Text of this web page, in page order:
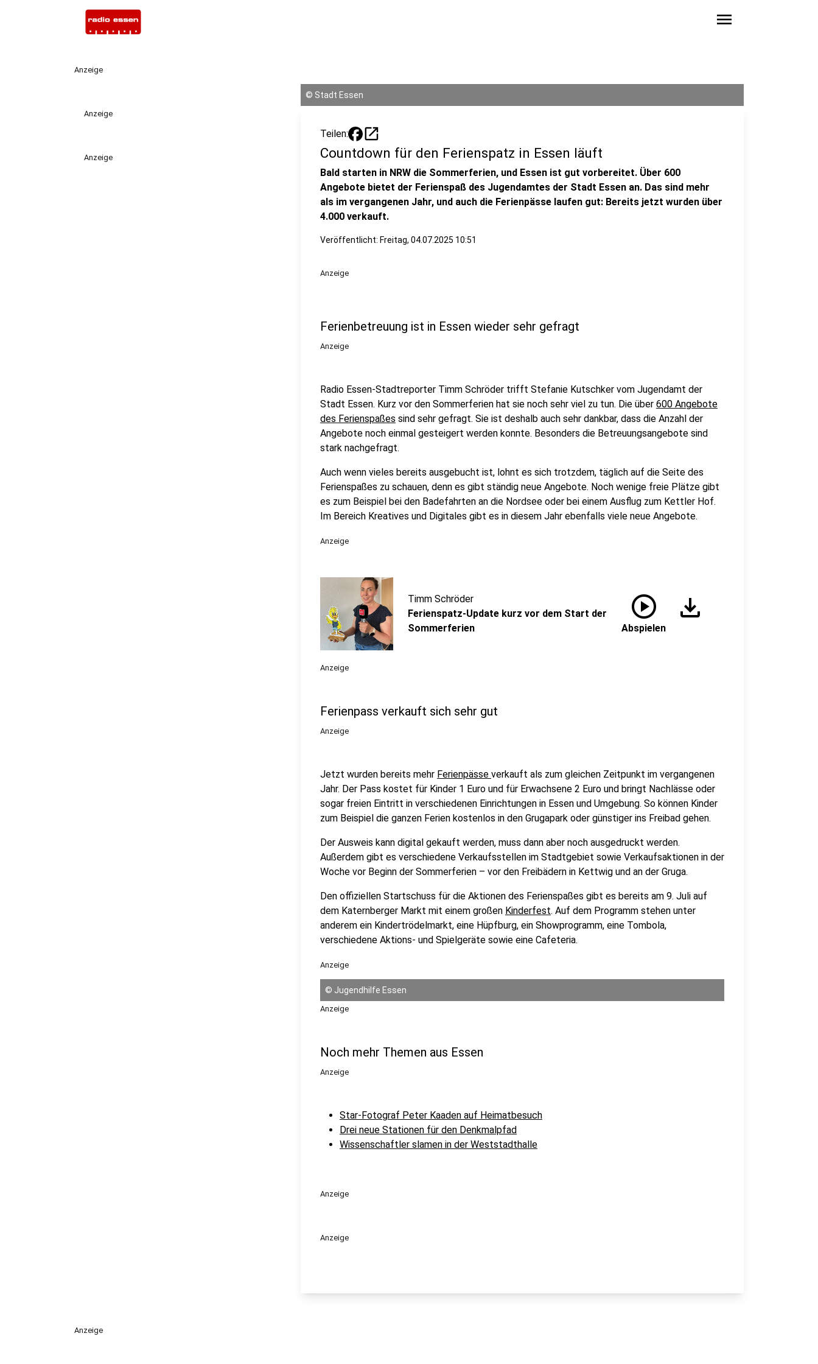
menu
Anzeige
Anzeige
Anzeige
© Stadt Essen
Teilen: open_in_new
Countdown für den Ferienspatz in Essen läuft
Bald starten in NRW die Sommerferien, und Essen ist gut vorbereitet. Über 600
Angebote bietet der Ferienspaß des Jugendamtes der Stadt Essen an. Das sind mehr
als im vergangenen Jahr, und auch die Ferienpässe laufen gut: Bereits jetzt wurden über
4.000 verkauft.
Veröffentlicht: Freitag, 04.07.2025 10:51
Anzeige
Ferienbetreuung ist in Essen wieder sehr gefragt
Anzeige
Radio Essen-Stadtreporter Timm Schröder trifft Stefanie Kutschker vom Jugendamt der
Stadt Essen. Kurz vor den Sommerferien hat sie noch sehr viel zu tun. Die über 600 Angebote
des Ferienspaßes sind sehr gefragt. Sie ist deshalb auch sehr dankbar, dass die Anzahl der
Angebote noch einmal gesteigert werden konnte. Besonders die Betreuungsangebote sind
stark nachgefragt.
Auch wenn vieles bereits ausgebucht ist, lohnt es sich trotzdem, täglich auf die Seite des
Ferienspaßes zu schauen, denn es gibt ständig neue Angebote. Noch wenige freie Plätze gibt
es zum Beispiel bei den Badefahrten an die Nordsee oder bei einem Ausflug zum Kettler Hof.
Im Bereich Kreatives und Digitales gibt es in diesem Jahr ebenfalls viele neue Angebote.
Anzeige
Timm Schröder
Ferienspatz-Update kurz vor dem Start der
Sommerferien
play_circle
Abspielen
download
Anzeige
Ferienpass verkauft sich sehr gut
Anzeige
Jetzt wurden bereits mehr Ferienpässe verkauft als zum gleichen Zeitpunkt im vergangenen
Jahr. Der Pass kostet für Kinder 1 Euro und für Erwachsene 2 Euro und bringt Nachlässe oder
sogar freien Eintritt in verschiedenen Einrichtungen in Essen und Umgebung. So können Kinder
zum Beispiel die ganzen Ferien kostenlos in den Grugapark oder günstiger ins Freibad gehen.
Der Ausweis kann digital gekauft werden, muss dann aber noch ausgedruckt werden.
Außerdem gibt es verschiedene Verkaufsstellen im Stadtgebiet sowie Verkaufsaktionen in der
Woche vor Beginn der Sommerferien – vor den Freibädern in Kettwig und an der Gruga.
Den offiziellen Startschuss für die Aktionen des Ferienspaßes gibt es bereits am 9. Juli auf
dem Katernberger Markt mit einem großen Kinderfest. Auf dem Programm stehen unter
anderem ein Kindertrödelmarkt, eine Hüpfburg, ein Showprogramm, eine Tombola,
verschiedene Aktions- und Spielgeräte sowie eine Cafeteria.
Anzeige
© Jugendhilfe Essen
Anzeige
Noch mehr Themen aus Essen
Anzeige
Star-Fotograf Peter Kaaden auf Heimatbesuch
Drei neue Stationen für den Denkmalpfad
Wissenschaftler slamen in der Weststadthalle
Anzeige
Anzeige
Anzeige